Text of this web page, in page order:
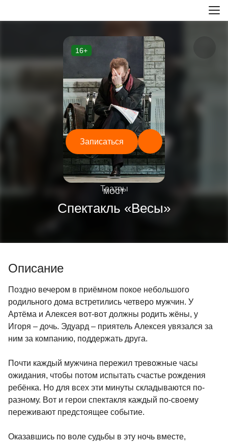
16+
Театры
Спектакль «Весы»
Записаться
—
МОСТ
Описание
Поздно вечером в приёмном покое небольшого
родильного дома встретились четверо мужчин. У
Артёма и Алексея вот-вот должны родить жёны, у
Игоря – дочь. Эдуард – приятель Алексея увязался за
ним за компанию, поддержать друга.
Почти каждый мужчина пережил тревожные часы
ожидания, чтобы потом испытать счастье рождения
ребёнка. Но для всех эти минуты складываются по-
разному. Вот и герои спектакля каждый по-своему
переживают предстоящее событие.
Оказавшись по воле судьбы в эту ночь вместе,